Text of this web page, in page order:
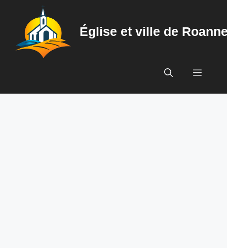
contenu
Église et ville de
Menu